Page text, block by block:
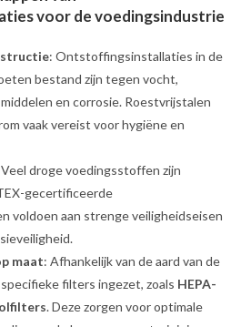
voor de voedingsindustrie
: Ontstoffingsinstallaties in de
bestand zijn tegen vocht,
en corrosie. Roestvrijstalen
vaak vereist voor hygiëne en
Veel droge voedingsstoffen zijn
gecertificeerde
voldoen aan strenge veiligheidseisen
maat: Afhankelijk van de aard van de
filters ingezet, zoals HEPA-
. Deze zorgen voor optimale